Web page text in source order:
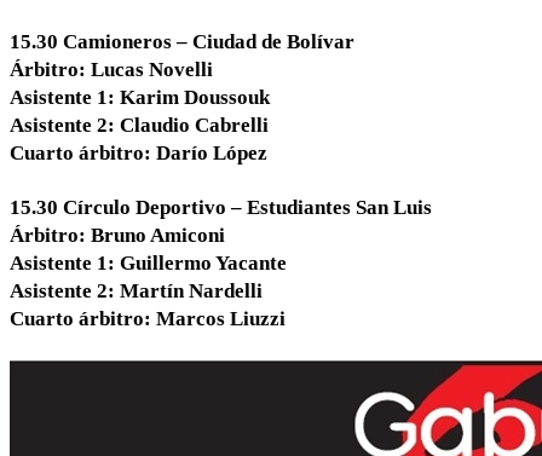
15.30 Camioneros – Ciudad de Bolívar
Árbitro: Lucas Novelli
Asistente 1: Karim Doussouk
Asistente 2: Claudio Cabrelli
Cuarto árbitro: Darío López
15.30 Círculo Deportivo – Estudiantes San Luis
Árbitro: Bruno Amiconi
Asistente 1: Guillermo Yacante
Asistente 2: Martín Nardelli
Cuarto árbitro: Marcos Liuzzi